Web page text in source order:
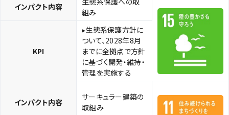
インパクト内容
組み
KPI
▸生態系保護方針に
ついて、2028年8月
までに全拠点で方針
に基づく開発・維持・
管理を実施する
インパクト内容
サーキュラー建築の
取組み